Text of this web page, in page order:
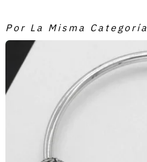
Por La Misma Categoría